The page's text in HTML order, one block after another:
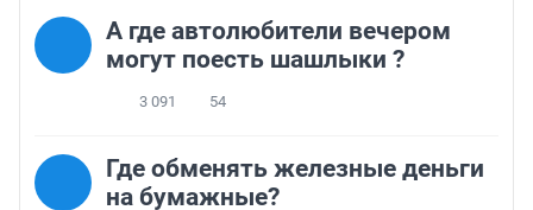
А где автолюбители вечером
могут поесть шашлыки ?
3 091 54
Где обменять железные деньги
на бумажные?